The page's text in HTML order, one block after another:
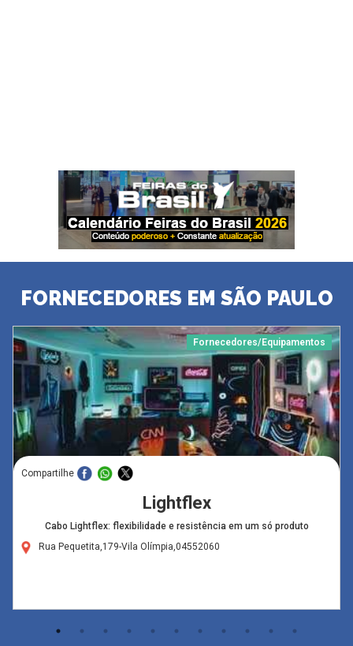
FORNECEDORES EM SÃO PAULO
Fornecedores/Equipamentos
Compartilhe
Lightflex
Cabo Lightflex: flexibilidade e resistência em um só produto
Rua Pequetita,179-Vila Olímpia,04552060